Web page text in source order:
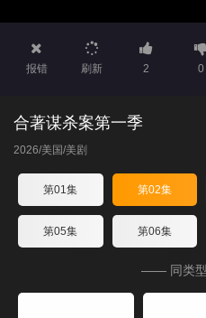
报错 刷新 2 0
合著谋杀案第一季
2026/美国/美剧
第01集 第02集
第05集 第06集
—— 同类